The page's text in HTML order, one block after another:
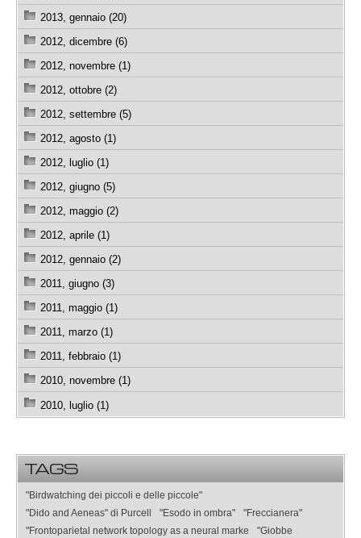
2013, gennaio (20)
2012, dicembre (6)
2012, novembre (1)
2012, ottobre (2)
2012, settembre (5)
2012, agosto (1)
2012, luglio (1)
2012, giugno (5)
2012, maggio (2)
2012, aprile (1)
2012, gennaio (2)
2011, giugno (3)
2011, maggio (1)
2011, marzo (1)
2011, febbraio (1)
2010, novembre (1)
2010, luglio (1)
TAGS
"Birdwatching dei piccoli e delle piccole"
"Dido and Aeneas" di Purcell
"Esodo in ombra"
"Freccianera"
"Frontoparietal network topology as a neural marke
"Giobbe